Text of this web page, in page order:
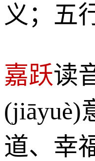
义；五
嘉跃读
(jiāyuè)
道、幸